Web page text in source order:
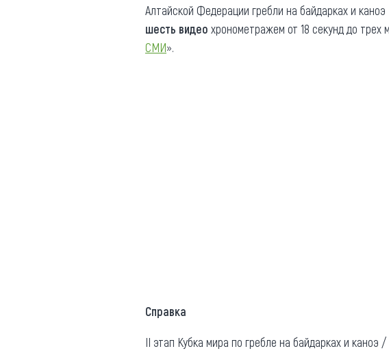
Алтайской Федерации гребли на байдарках и
шесть видео хронометражем от 18 секунд до трех
СМИ».
Справка
II этап Кубка мира по гребле на байдарках и каноэ